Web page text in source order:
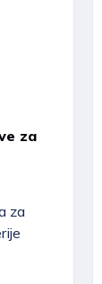
za
za